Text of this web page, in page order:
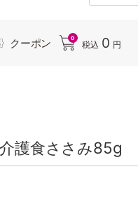
クーポン 0
税込 0 円
護食ささみ85g